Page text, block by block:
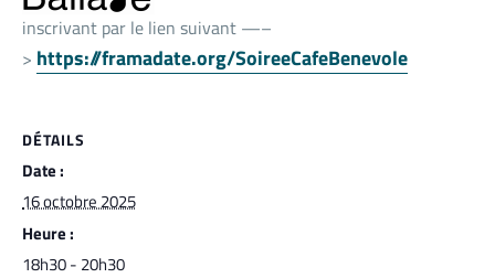
inscrivant par le lien suivant —–
> https://framadate.org/SoireeCafeBenevole
DÉTAILS
Date :
16 octobre 2025
Heure :
18h30 - 20h30